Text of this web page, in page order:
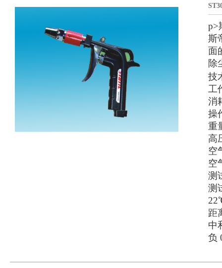
p>
斯
面
除
技
工
消
操
重
高
空
空
测
测
距
中
负